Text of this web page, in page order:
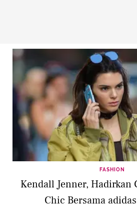
FASHION
Kendall Jenner, Hadirkan
Chic Bersama